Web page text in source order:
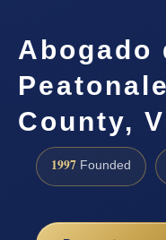
Abogado
County,
1997 Founded